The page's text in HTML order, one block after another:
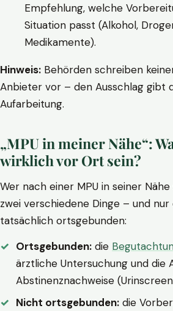
Empfehlung, welche
Situation passt (Alkohol,
Medikamente).
Hinweis: Behörden schreiben
Anbieter vor – den Ausschlag gibt
Aufarbeitung.
„MPU in meiner Nähe“:
wirklich vor Ort sein?
Wer nach einer MPU in seiner
zwei verschiedene Dinge – und nur
tatsächlich ortsgebunden:
Ortsgebunden: die
ärztliche Untersuchung und die
Abstinenznachweise
Nicht ortsgebunden: die